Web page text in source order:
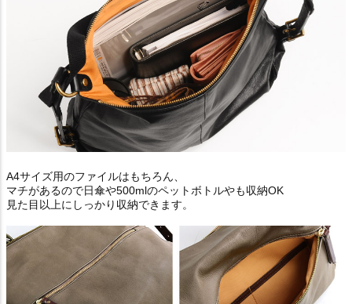
A4サイズ用のファイルはもちろん、
マチがあるので日傘や500mlのペットボトルやも収納OK
見た目以上にしっかり収納できます。